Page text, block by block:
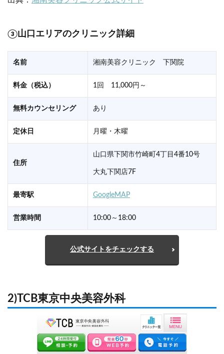
③山口エリアのクリニック詳細
名前 湘南美容クリニック 下関院
料金（税込） 1回 11,000円～
無料カウンセリング あり
定休日 月曜・木曜
住所
山口県下関市竹崎町4丁目4番10号
大丸下関店7F
最寄駅 GoogleMAP
営業時間 10:00～18:00
公式サイトをチェックする
2)TCB東京中央美容外科